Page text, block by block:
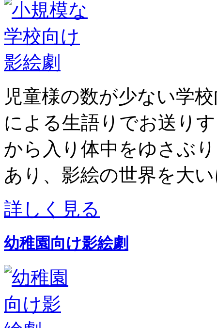
児童様の数が少ない学
による生語りでお送り
から入り体中をゆさぶ
あり、影絵の世界を大
詳しく見る
幼稚園向け影絵劇